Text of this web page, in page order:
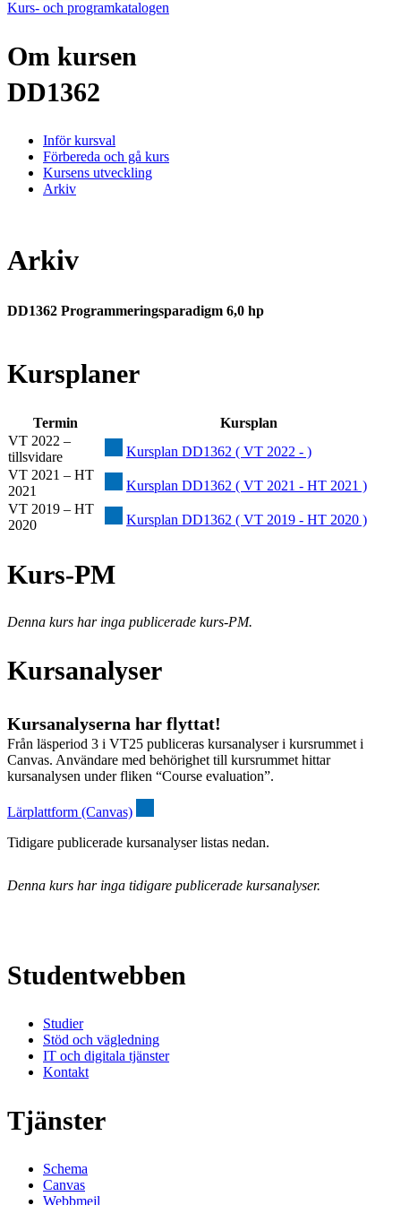
Kurs- och programkatalogen
Om kursen
DD1362
Inför kursval
Förbereda och gå kurs
Kursens utveckling
Arkiv
Arkiv
DD1362 Programmeringsparadigm 6,0 hp
Kursplaner
Termin
Kursplan
VT 2022 –
tillsvidare
Kursplan DD1362 ( VT 2022 - )
VT 2021 – HT
2021
Kursplan DD1362 ( VT 2021 - HT 2021 )
VT 2019 – HT
2020
Kursplan DD1362 ( VT 2019 - HT 2020 )
Kurs-PM
Denna kurs har inga publicerade kurs-PM.
Kursanalyser
Kursanalyserna har flyttat!
Från läsperiod 3 i VT25 publiceras kursanalyser i kursrummet i
Canvas. Användare med behörighet till kursrummet hittar
kursanalysen under fliken “Course evaluation”.
Lärplattform (Canvas)
Tidigare publicerade kursanalyser listas nedan.
Denna kurs har inga tidigare publicerade kursanalyser.
Studentwebben
Studier
Stöd och vägledning
IT och digitala tjänster
Kontakt
Tjänster
Schema
Canvas
Webbmejl